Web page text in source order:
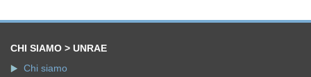
CHI SIAMO > UNRAE
Chi siamo